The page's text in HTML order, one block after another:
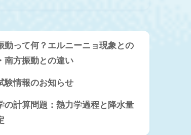
動って何？エルニーニョ現象との
南方振動との違い
験情報のお知らせ
の計算問題：熱力学過程と降水量